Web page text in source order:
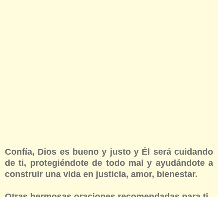
Confía, Dios es bueno y justo y Él será cuidando
de ti, protegiéndote de todo mal y ayudándote a
construir una vida en justicia, amor, bienestar.